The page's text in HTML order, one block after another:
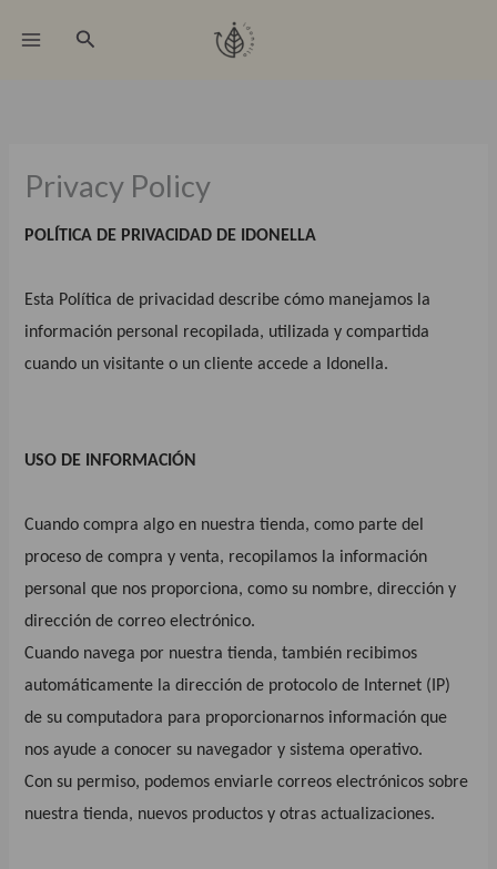
Buscar
Privacy Policy
POLÍTICA DE PRIVACIDAD DE IDONELLA
Esta Política de privacidad describe cómo manejamos la
información personal recopilada, utilizada y compartida
cuando un visitante o un cliente accede a Idonella.
USO DE INFORMACIÓN
Cuando compra algo en nuestra tienda, como parte del
proceso de compra y venta, recopilamos la información
personal que nos proporciona, como su nombre, dirección y
dirección de correo electrónico.
Cuando navega por nuestra tienda, también recibimos
automáticamente la dirección de protocolo de Internet (IP)
de su computadora para proporcionarnos información que
nos ayude a conocer su navegador y sistema operativo.
Con su permiso, podemos enviarle correos electrónicos sobre
nuestra tienda, nuevos productos y otras actualizaciones.